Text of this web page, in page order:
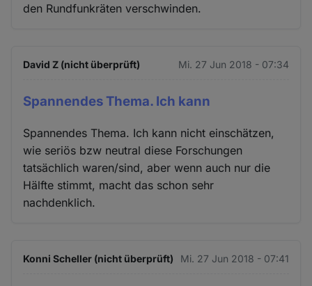
den Rundfunkräten verschwinden.
David Z (nicht überprüft) Mi. 27 Jun 2018 - 07:34
Spannendes Thema. Ich kann
Spannendes Thema. Ich kann nicht einschätzen,
wie seriös bzw neutral diese Forschungen
tatsächlich waren/sind, aber wenn auch nur die
Hälfte stimmt, macht das schon sehr
nachdenklich.
Konni Scheller (nicht überprüft) Mi. 27 Jun 2018 - 07:41